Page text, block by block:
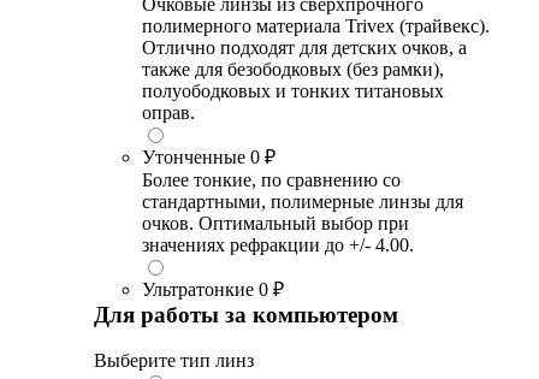
полимерного материала Trivex (трайвекс).
Отлично подходят для детских очков, а
также для безободковых (без рамки),
полуободковых и тонких титановых
оправ.
Утонченные 0 ₽
Более тонкие, по сравнению со
стандартными, полимерные линзы для
очков. Оптимальный выбор при
значениях рефракции до +/- 4.00.
Ультратонкие 0 ₽
Для работы за компьютером
Выберите тип линз